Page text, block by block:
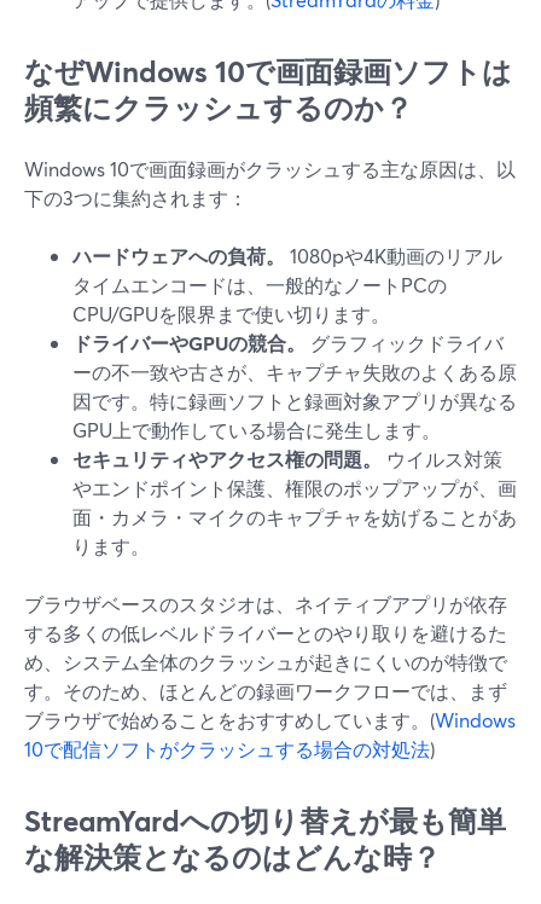
なぜWindows 10で画面録画ソフトは
頻繁にクラッシュするのか？
Windows 10で画面録画がクラッシュする主な原因は、以
下の3つに集約されます：
ハードウェアへの負荷。
1080pや4K動画のリアル
タイムエンコードは、一般的なノートPCの
CPU/GPUを限界まで使い切ります。
ドライバーやGPUの競合。
グラフィックドライバ
ーの不一致や古さが、キャプチャ失敗のよくある原
因です。特に録画ソフトと録画対象アプリが異なる
GPU上で動作している場合に発生します。
セキュリティやアクセス権の問題。
ウイルス対策
やエンドポイント保護、権限のポップアップが、画
面・カメラ・マイクのキャプチャを妨げることがあ
ります。
ブラウザベースのスタジオは、ネイティブアプリが依存
する多くの低レベルドライバーとのやり取りを避けるた
め、システム全体のクラッシュが起きにくいのが特徴で
す。そのため、ほとんどの録画ワークフローでは、まず
ブラウザで始めることをおすすめしています。(Windows
10で配信ソフトがクラッシュする場合の対処法)
StreamYardへの切り替えが最も簡単
な解決策となるのはどんな時？